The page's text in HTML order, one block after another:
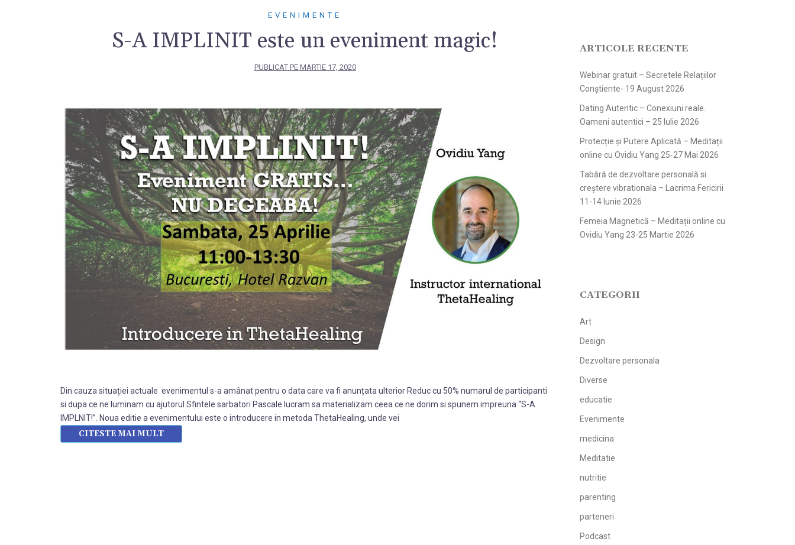
EVENIMENTE
S-A IMPLINIT este un eveniment magic!
PUBLICAT PE MARTIE 17, 2020
Din cauza situației actuale evenimentul s-a amânat pentru o data care va fi anunțata ulterior Reduc cu 50% numarul de participanti
si dupa ce ne luminam cu ajutorul Sfintele sarbatori Pascale lucram sa materializam ceea ce ne dorim si spunem impreuna “S-A
IMPLNIT!”. Noua editie a evenimentului este o introducere in metoda ThetaHealing, unde vei
CITESTE MAI MULT
ARTICOLE RECENTE
Webinar gratuit – Secretele Relațiilor
Conștiente- 19 August 2026
Dating Autentic – Conexiuni reale.
Oameni autentici – 25 Iulie 2026
Protecție și Putere Aplicată – Meditații
online cu Ovidiu Yang 25-27 Mai 2026
Tabără de dezvoltare personală si
creștere vibrationala – Lacrima Fericirii
11-14 Iunie 2026
Femeia Magnetică – Meditații online cu
Ovidiu Yang 23-25 Martie 2026
CATEGORII
Art
Design
Dezvoltare personala
Diverse
educatie
Evenimente
medicina
Meditatie
nutritie
parenting
parteneri
Podcast